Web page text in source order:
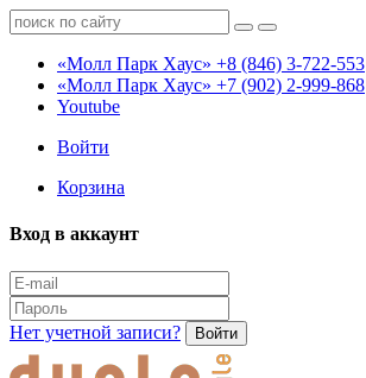
«Молл Парк Хаус» +8 (846) 3-722-553
«Молл Парк Хаус» +7 (902) 2-999-868
Youtube
Войти
Корзина
Вход в аккаунт
Нет учетной записи? Войти